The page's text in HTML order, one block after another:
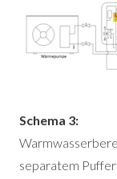
Schema 3:
separatem